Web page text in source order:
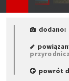
dodano:
powrót